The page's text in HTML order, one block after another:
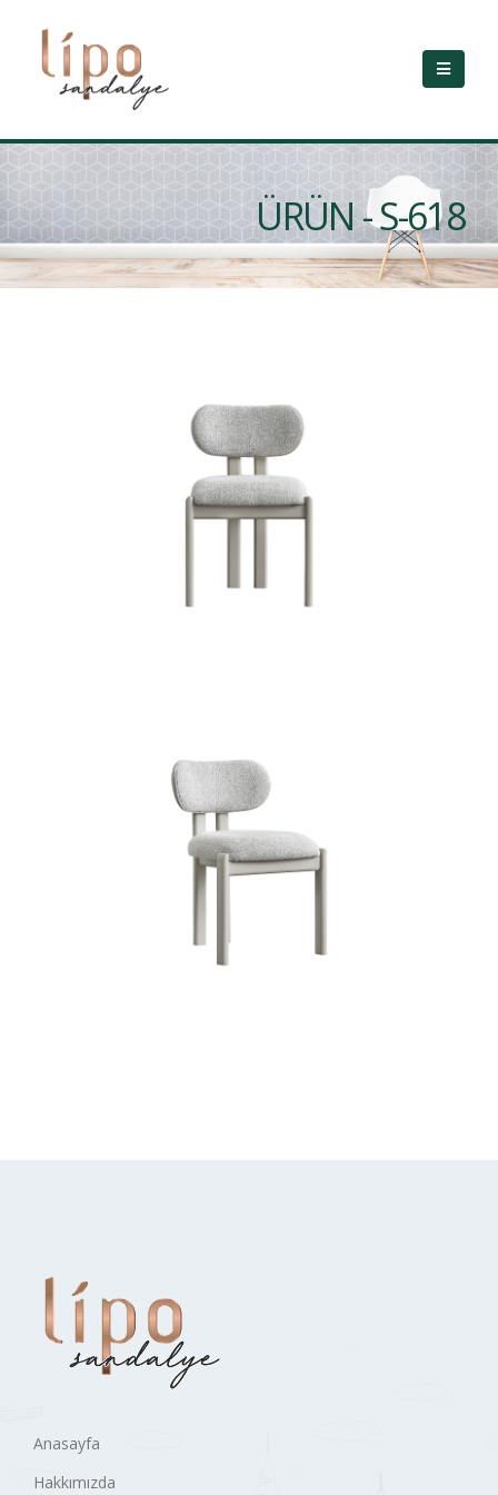
ÜRÜN - S-618
Anasayfa
Hakkımızda